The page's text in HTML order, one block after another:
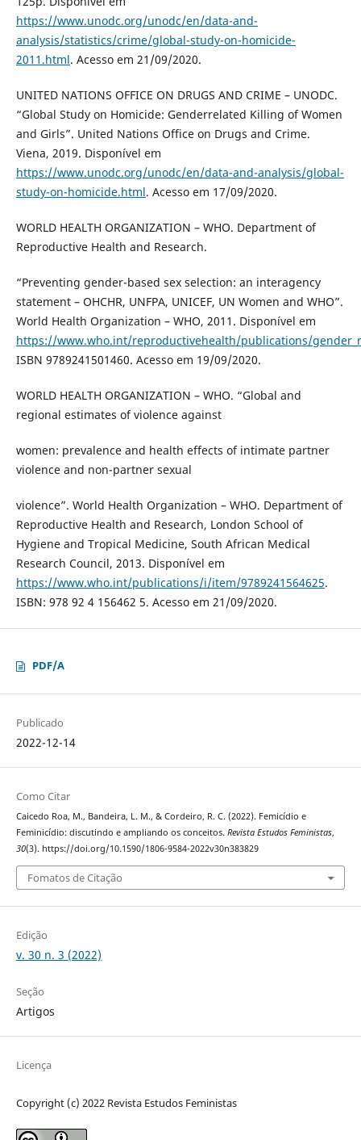
https://www.unodc.org/unodc/en/data-and-
analysis/statistics/crime/global-study-on-homicide-
2011.html. Acesso em 21/09/2020.
UNITED NATIONS OFFICE ON DRUGS AND CRIME – UNODC.
“Global Study on Homicide: Genderrelated Killing of Women
and Girls”. United Nations Office on Drugs and Crime.
Viena, 2019. Disponível em
https://www.unodc.org/unodc/en/data-and-analysis/global-
study-on-homicide.html. Acesso em 17/09/2020.
WORLD HEALTH ORGANIZATION – WHO. Department of
Reproductive Health and Research.
“Preventing gender-based sex selection: an interagency
statement – OHCHR, UNFPA, UNICEF, UN Women and WHO”.
World Health Organization – WHO, 2011. Disponível em
https://www.who.int/reproductivehealth/publications/
ISBN 9789241501460. Acesso em 19/09/2020.
WORLD HEALTH ORGANIZATION – WHO. “Global and
regional estimates of violence against
women: prevalence and health effects of intimate partner
violence and non-partner sexual
violence”. World Health Organization – WHO. Department of
Reproductive Health and Research, London School of
Hygiene and Tropical Medicine, South African Medical
Research Council, 2013. Disponível em
https://www.who.int/publications/i/item/9789241564625.
ISBN: 978 92 4 156462 5. Acesso em 21/09/2020.
PDF/A
Publicado
2022-12-14
Como Citar
Caicedo Roa, M., Bandeira, L. M., & Cordeiro, R. C. (2022). Femicídio e
Feminicídio: discutindo e ampliando os conceitos. Revista Estudos Feministas,
30(3). https://doi.org/10.1590/1806-9584-2022v30n383829
Fomatos de Citação
Edição
v. 30 n. 3 (2022)
Seção
Artigos
Licença
Copyright (c) 2022 Revista Estudos Feministas